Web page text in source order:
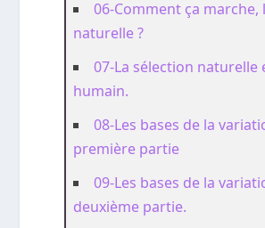
06-Comment ça marche,
naturelle ?
07-La sélection naturelle
humain.
08-Les bases de la
première partie
09-Les bases de la
deuxième partie.